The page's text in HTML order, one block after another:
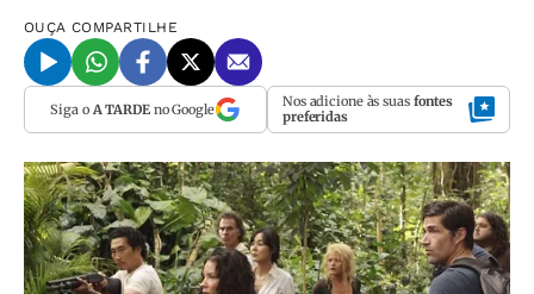
OUÇA COMPARTILHE
Siga o A TARDEno Google Nos adicione às suas fontes
preferidas